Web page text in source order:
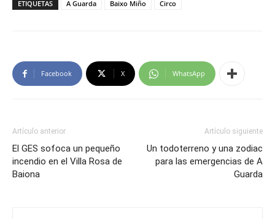
ETIQUETAS A Guarda Baixo Miño Circo
Facebook X WhatsApp
Artículo anterior
El GES sofoca un pequeño
incendio en el Villa Rosa de
Baiona
Artículo siguiente
Un todoterreno y una zodiac
para las emergencias de A
Guarda